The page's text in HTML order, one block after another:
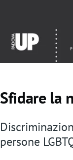
Sfidare la
persone